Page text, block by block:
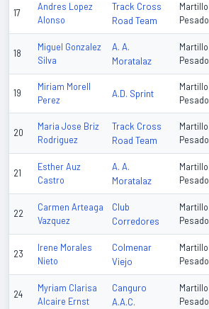
17
Andres Lopez
Alonso
Track Cross
Road Team
Martillo
Pesado
18
Miguel Gonzalez
Silva
A. A.
Moratalaz
Martillo
Pesado
19
Miriam Morell
Perez
A.D. Sprint
Martillo
Pesado
20
Maria Jose Briz
Rodriguez
Track Cross
Road Team
Martillo
Pesado
21
Esther Auz
Castro
A. A.
Moratalaz
Martillo
Pesado
22
Carmen Arteaga
Vazquez
Club
Corredores
Martillo
Pesado
23
Irene Morales
Nieto
Colmenar
Viejo
Martillo
Pesado
24
Myriam Clarisa
Alcaire Ernst
Canguro
A.A.C.
Martillo
Pesado